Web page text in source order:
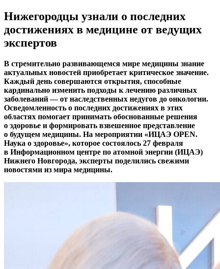
Нижегородцы узнали о последних
достижениях в медицине от ведущих
экспертов
В стремительно развивающемся мире медицины знание
актуальных новостей приобретает критическое значение.
Каждый день совершаются открытия, способные
кардинально изменить подходы к лечению различных
заболеваний — от наследственных недугов до онкологии.
Осведомленность о последних достижениях в этих
областях помогает принимать обоснованные решения
о здоровье и формировать взвешенное представление
о будущем медицины. На мероприятии «ИЦАЭ OPEN.
Наука о здоровье», которое состоялось 27 февраля
в Информационном центре по атомной энергии (ИЦАЭ)
Нижнего Новгорода, эксперты поделились свежими
новостями из мира медицины.